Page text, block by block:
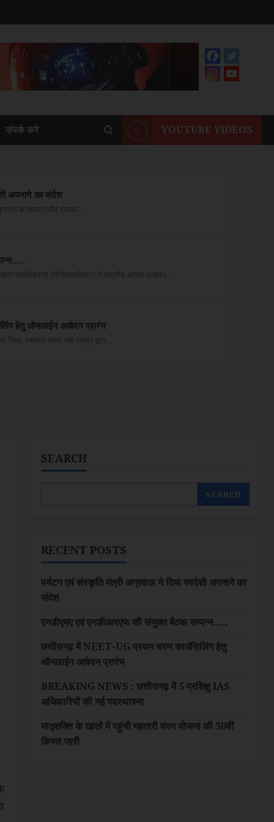
संपर्क करे YOUTUBE VIDEOS
अपनाने का संदेश
हेतु ऑनलाईन आवेदन प्रारंभ
SEARCH
SEARCH
RECENT POSTS
पर्यटन एवं संस्कृति मंत्री अग्रवाल ने दिया स्वदेशी अपनाने का
संदेश
एनडीएमए एवं एनडीआरएफ की संयुक्त बैठक सम्पन्न…..
छत्तीसगढ़ में NEET-UG प्रथम चरण काउंसिलिंग हेतु
ऑनलाईन आवेदन प्रारंभ
BREAKING NEWS : छत्तीसगढ़ में 5 प्रशिक्षु IAS
अधिकारियों की नई पदस्थापना
मातृशक्ति के खातों में पहुंची महतारी वंदन योजना की 30वीं
किस्त जारी